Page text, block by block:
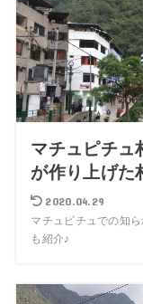
マチュピチュ
が作り上げた
2020.04.29
マチュピチュでの知
も紹介♪